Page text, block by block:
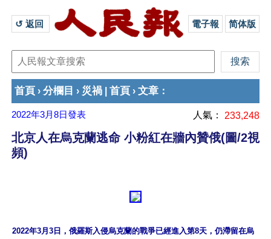
↺ 返回 電子報 简体版
首頁 › 分欄目 › 災禍 首頁 › 文章 ：
2022年3月8日發表 人氣： 233,248
北京人在烏克蘭逃命 小粉紅在牆內贊俄(圖/2視
頻)
2022年3月3日，俄羅斯入侵烏克蘭的戰爭已經進入第8天，仍滯留在烏